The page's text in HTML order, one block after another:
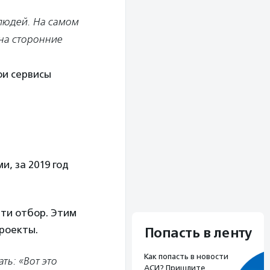
людей. На самом
сторонние
сервисы
за 2019 год
отбор. Этим
«Вот это
Попасть в ленту
Как попасть в новости
АСИ? Пришлите